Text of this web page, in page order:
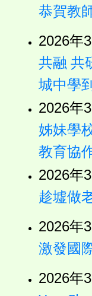
恭賀教
2026年
共融 共
城中學
2026年
姊妹學
教育協
2026年
趁墟做
2026年
激發國
2026年